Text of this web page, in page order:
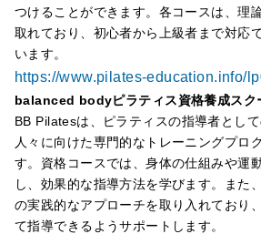
つけることができます。各コースは、理
取れており、初心者から上級者まで対応
います。
https://www.pilates-education.info/
balanced bodyピラティス資格養成スク
BB Pilatesは、ピラティスの指導者とし
人々に向けた専門的なトレーニングプロ
す。資格コースでは、身体の仕組みや運
し、効果的な指導方法を学びます。また
の実践的なアプローチを取り入れており
て指導できるようサポートします。